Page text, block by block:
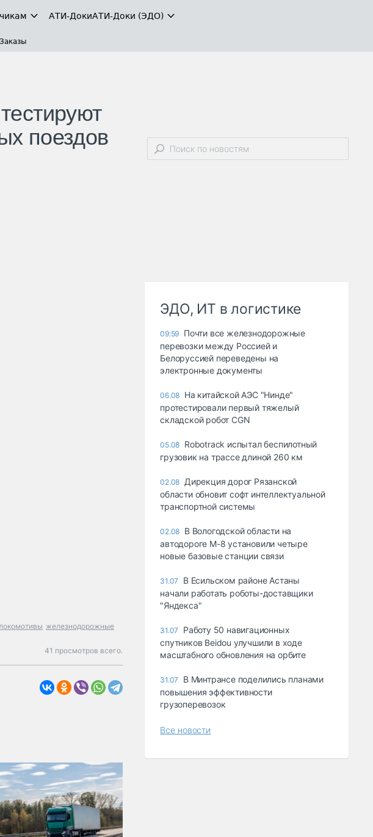
АТИ-ДокиАТИ-Доки (ЭДО)
Заказы
поездов
железнодорожные
41 просмотров всего.
ЭДО, ИТ в логистике
09:59 Почти все железнодорожные
перевозки между Россией и
Белоруссией переведены на
электронные документы
06.08 На китайской АЭС "Нинде"
протестировали первый тяжелый
складской робот CGN
05.08 Robotrack испытал беспилотный
грузовик на трассе длиной 260 км
02.08 Дирекция дорог Рязанской
области обновит софт интеллектуальной
транспортной системы
02.08 В Вологодской области на
автодороге М-8 установили четыре
новые базовые станции связи
31.07
В Есильском районе Астаны
начали работать роботы-доставщики
"Яндекса"
31.07
Работу 50 навигационных
спутников Beidou улучшили в ходе
масштабного обновления на орбите
31.07
В Минтрансе поделились планами
повышения эффективности
грузоперевозок
Все новости